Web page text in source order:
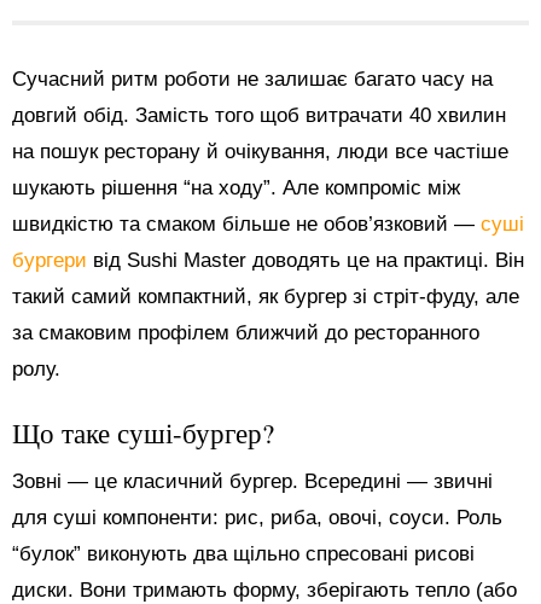
Сучасний ритм роботи не залишає багато часу на
довгий обід. Замість того щоб витрачати 40 хвилин
на пошук ресторану й очікування, люди все частіше
шукають рішення “на ходу”. Але компроміс між
швидкістю та смаком більше не обов’язковий — суші
бургери від Sushi Master доводять це на практиці. Він
такий самий компактний, як бургер зі стріт-фуду, але
за смаковим профілем ближчий до ресторанного
ролу.
Що таке суші-бургер?
Зовні — це класичний бургер. Всередині — звичні
для суші компоненти: рис, риба, овочі, соуси. Роль
“булок” виконують два щільно спресовані рисові
диски. Вони тримають форму, зберігають тепло (або